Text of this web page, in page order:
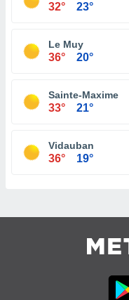
32° 23°
Le Muy
36° 20°
Sainte-Maxime
33° 21°
Vidauban
36° 19°